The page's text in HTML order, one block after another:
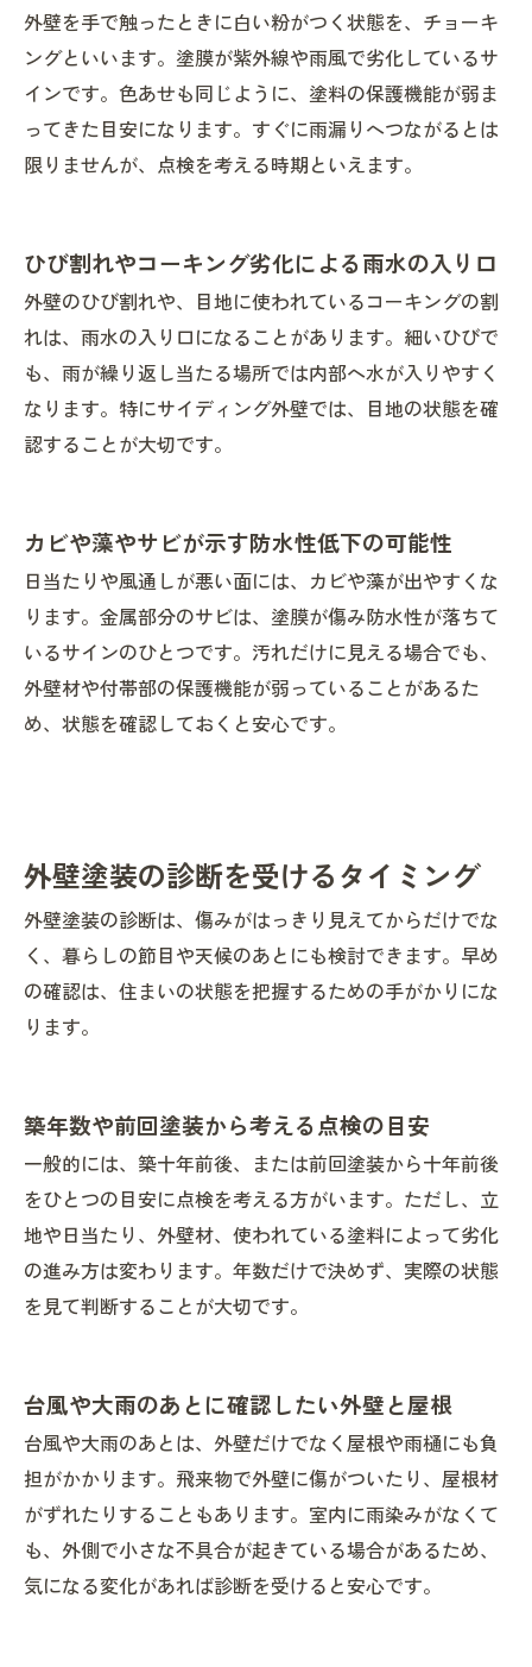
外壁を手で触ったときに白い粉がつく状態を、チョーキ
ングといいます。塗膜が紫外線や雨風で劣化しているサ
インです。色あせも同じように、塗料の保護機能が弱ま
ってきた目安になります。すぐに雨漏りへつながるとは
限りませんが、点検を考える時期といえます。
ひび割れやコーキング劣化による雨水の入り口
外壁のひび割れや、目地に使われているコーキングの割
れは、雨水の入り口になることがあります。細いひびで
も、雨が繰り返し当たる場所では内部へ水が入りやすく
なります。特にサイディング外壁では、目地の状態を確
認することが大切です。
カビや藻やサビが示す防水性低下の可能性
日当たりや風通しが悪い面には、カビや藻が出やすくな
ります。金属部分のサビは、塗膜が傷み防水性が落ちて
いるサインのひとつです。汚れだけに見える場合でも、
外壁材や付帯部の保護機能が弱っていることがあるた
め、状態を確認しておくと安心です。
外壁塗装の診断を受けるタイミング
外壁塗装の診断は、傷みがはっきり見えてからだけでな
く、暮らしの節目や天候のあとにも検討できます。早め
の確認は、住まいの状態を把握するための手がかりにな
ります。
築年数や前回塗装から考える点検の目安
一般的には、築十年前後、または前回塗装から十年前後
をひとつの目安に点検を考える方がいます。ただし、立
地や日当たり、外壁材、使われている塗料によって劣化
の進み方は変わります。年数だけで決めず、実際の状態
を見て判断することが大切です。
台風や大雨のあとに確認したい外壁と屋根
台風や大雨のあとは、外壁だけでなく屋根や雨樋にも負
担がかかります。飛来物で外壁に傷がついたり、屋根材
がずれたりすることもあります。室内に雨染みがなくて
も、外側で小さな不具合が起きている場合があるため、
気になる変化があれば診断を受けると安心です。